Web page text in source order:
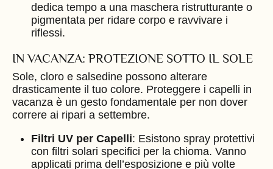
dedica tempo a una maschera ristrutturante o
pigmentata per ridare corpo e ravvivare i
riflessi.
IN VACANZA: PROTEZIONE SOTTO IL SOLE
Sole, cloro e salsedine possono alterare
drasticamente il tuo colore. Proteggere i capelli in
vacanza è un gesto fondamentale per non dover
correre ai ripari a settembre.
Filtri UV per Capelli: Esistono spray protettivi
con filtri solari specifici per la chioma. Vanno
applicati prima dell’esposizione e più volte